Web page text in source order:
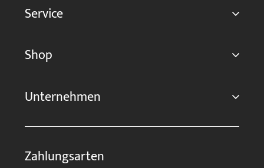
Service
Shop
Unternehmen
Zahlungsarten